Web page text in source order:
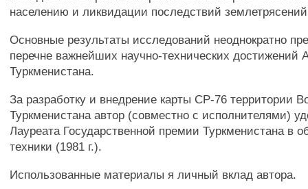
населению и ликвидации последствий
Основные результаты исследований неоднократно
перечне важнейших научно-технических достижений
Туркменистана.
За разработку и внедрение карты СР-76 территории
Туркменистана автор (совместно с исполнителями)
Лауреата Государственной премии Туркменистана в
техники (1981 г.).
Использованные материалы я личный вклад автора.